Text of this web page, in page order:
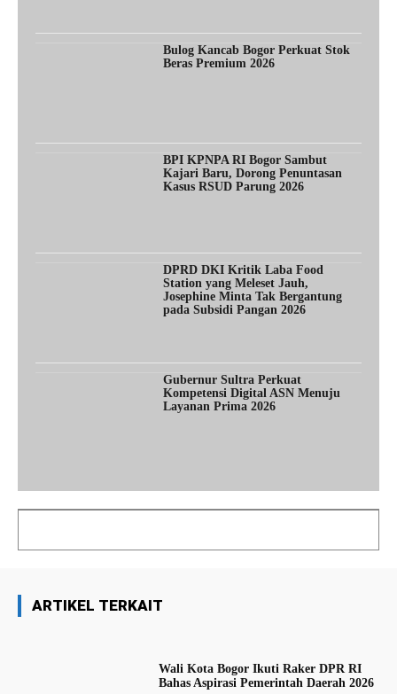
Bulog Kancab Bogor Perkuat Stok
Beras Premium 2026
BPI KPNPA RI Bogor Sambut
Kajari Baru, Dorong Penuntasan
Kasus RSUD Parung 2026
DPRD DKI Kritik Laba Food
Station yang Meleset Jauh,
Josephine Minta Tak Bergantung
pada Subsidi Pangan 2026
Gubernur Sultra Perkuat
Kompetensi Digital ASN Menuju
Layanan Prima 2026
ARTIKEL TERKAIT
Wali Kota Bogor Ikuti Raker DPR RI
Bahas Aspirasi Pemerintah Daerah 2026